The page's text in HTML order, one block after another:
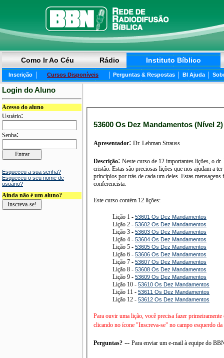
Como Ir Ao Céu Rádio Instituto Bíblico
Inscrição | Cursos Disponíveis | Perguntas & Respostas | BI Ajuda |
Login do Aluno
Acesso do aluno
Usuário:
Senha:
Esqueceu a sua senha?
Esqueceu o seu nome de
usuário?
Ainda não é um aluno?
53600 Os Dez Mandamentos (Nível 2)
Apresentador: Dr. Lehman Strauss
Descrição: Neste curso de 12 importantes lições, o
cristão. Estas são preciosas lições que nos ajudam a ter uma compreensão melhor de cada um dos 10 mandamentos, e nos ajudam a aplicar em nossas vidas os
princípios por trás de cada um deles. Estas
conferencista.
Este curso contém 12 lições:
Lição 1 - 53601 Os Dez Mandamentos
Lição 2 - 53602 Os Dez Mandamentos
Lição 3 - 53603 Os Dez Mandamentos
Lição 4 - 53604 Os Dez Mandamentos
Lição 5 - 53605 Os Dez Mandamentos
Lição 6 - 53606 Os Dez Mandamentos
Lição 7 - 53607 Os Dez Mandamentos
Lição 8 - 53608 Os Dez Mandamentos
Lição 9 - 53609 Os Dez Mandamentos
Lição 10 - 53610 Os Dez Mandamentos
Lição 11 - 53611 Os Dez Mandamentos
Lição 12 - 53612 Os Dez Mandamentos
Para ouvir uma lição, você precisa fazer
clicando no ícone "Inscreva-se" no campo esquerdo da
Perguntas? -- Para enviar um e-mail à equipe do